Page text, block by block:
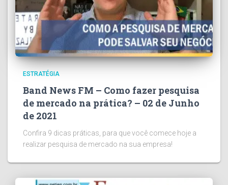
ESTRATÉGIA
Band News FM – Como fazer pesquisa
de mercado na prática? – 02 de Junho
de 2021
Confira 9 dicas práticas, para que você comece hoje a
realizar pesquisa de mercado na sua empresa!